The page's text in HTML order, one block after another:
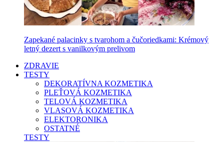
Zapekané palacinky s tvarohom a čučoriedkami: Krémový
letný dezert s vanilkovým prelivom
ZDRAVIE
TESTY
DEKORATÍVNA KOZMETIKA
PLEŤOVÁ KOZMETIKA
TELOVÁ KOZMETIKA
VLASOVÁ KOZMETIKA
ELEKTORONIKA
OSTATNÉ
TESTY